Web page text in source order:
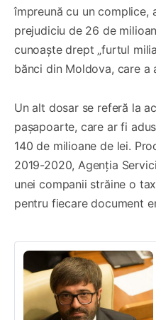
împreună cu un complice,
prejudiciu de 26 de
cunoaște drept „furtul
bănci din Moldova, care a
Un alt dosar se referă la
pașapoarte, care ar fi
140 de milioane de lei.
2019-2020, Agenția
unei companii străine o
pentru fiecare document